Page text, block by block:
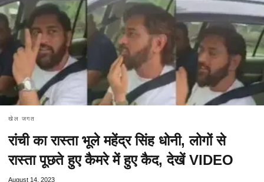
खेल जगत
रांची का रास्ता भूले महेंद्र सिंह धोनी, लोगों से
रास्ता पूछते हुए कैमरे में हुए कैद, देखें VIDEO
August 14, 2023